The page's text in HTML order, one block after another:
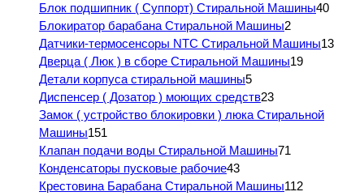
Блок подшипник ( Суппорт) Стиральной Машины40
Блокиратор барабана Стиральной Машины2
Датчики-термосенсоры NTC Стиральной Машины13
Дверца ( Люк ) в сборе Стиральной Машины19
Детали корпуса стиральной машины5
Диспенсер ( Дозатор ) моющих средств23
Замок ( устройство блокировки ) люка Стиральной
Машины151
Клапан подачи воды Стиральной Машины71
Конденсаторы пусковые рабочие43
Крестовина Барабана Стиральной Машины112